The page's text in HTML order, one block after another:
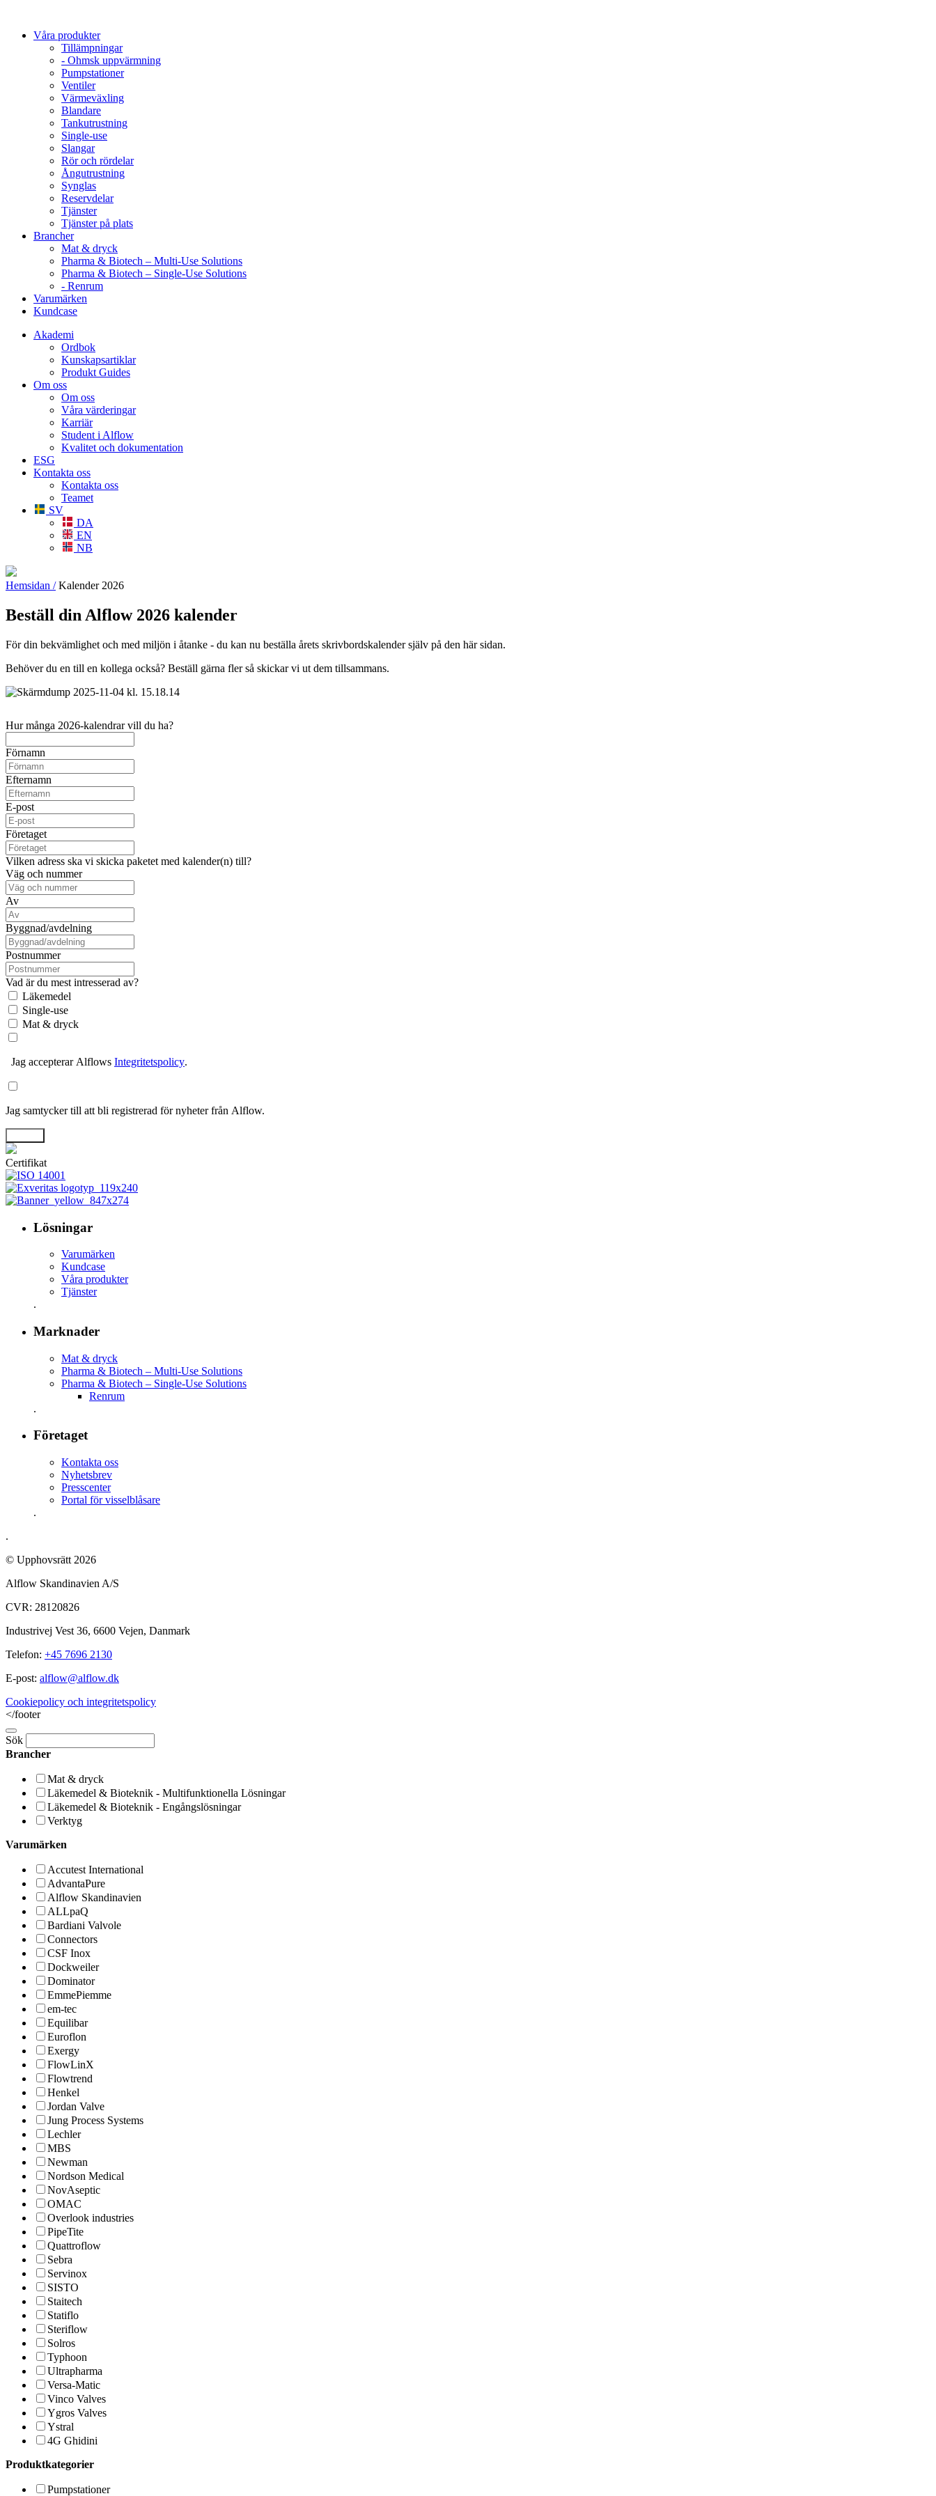
Våra produkter
Tillämpningar
- Ohmsk uppvärmning
Pumpstationer
Ventiler
Värmeväxling
Blandare
Tankutrustning
Single-use
Slangar
Rör och rördelar
Ångutrustning
Synglas
Reservdelar
Tjänster
Tjänster på plats
Brancher
Mat & dryck
Pharma & Biotech – Multi-Use Solutions
Pharma & Biotech – Single-Use Solutions
- Renrum
Varumärken
Kundcase
Akademi
Ordbok
Kunskapsartiklar
Produkt Guides
Om oss
Om oss
Våra värderingar
Karriär
Student i Alflow
Kvalitet och dokumentation
ESG
Kontakta oss
Kontakta oss
Teamet
SV
DA
EN
NB
Hemsidan / Kalender 2026
Beställ din Alflow 2026 kalender
För din bekvämlighet och med miljön i åtanke - du kan nu beställa årets skrivbordskalender själv på den här sidan.
Behöver du en till en kollega också? Beställ gärna fler så skickar vi ut dem tillsammans.
Hur många 2026-kalendrar vill du ha?
Förnamn
Efternamn
E-post
Företaget
Vilken adress ska vi skicka paketet med kalender(n) till?
Väg och nummer
Av
Byggnad/avdelning
Postnummer
Vad är du mest intresserad av?
Läkemedel
Single-use
Mat & dryck
Jag accepterar Alflows Integritetspolicy.
Jag samtycker till att bli registrerad för nyheter från Alflow.
Certifikat
Lösningar
Varumärken
Kundcase
Våra produkter
Tjänster
.
Marknader
Mat & dryck
Pharma & Biotech – Multi-Use Solutions
Pharma & Biotech – Single-Use Solutions
Renrum
.
Företaget
Kontakta oss
Nyhetsbrev
Presscenter
Portal för visselblåsare
.
.
© Upphovsrätt 2026
Alflow Skandinavien A/S
CVR: 28120826
Industrivej Vest 36, 6600 Vejen, Danmark
Telefon: +45 7696 2130
E-post: alflow@alflow.dk
Cookiepolicy och integritetspolicy
</footer
Sök
Brancher
Mat & dryck
Läkemedel & Bioteknik - Multifunktionella Lösningar
Läkemedel & Bioteknik - Engångslösningar
Verktyg
Varumärken
Accutest International
AdvantaPure
Alflow Skandinavien
ALLpaQ
Bardiani Valvole
Connectors
CSF Inox
Dockweiler
Dominator
EmmePiemme
em-tec
Equilibar
Euroflon
Exergy
FlowLinX
Flowtrend
Henkel
Jordan Valve
Jung Process Systems
Lechler
MBS
Newman
Nordson Medical
NovAseptic
OMAC
Overlook industries
PipeTite
Quattroflow
Sebra
Servinox
SISTO
Staitech
Statiflo
Steriflow
Solros
Typhoon
Ultrapharma
Versa-Matic
Vinco Valves
Ygros Valves
Ystral
4G Ghidini
Produktkategorier
Pumpstationer